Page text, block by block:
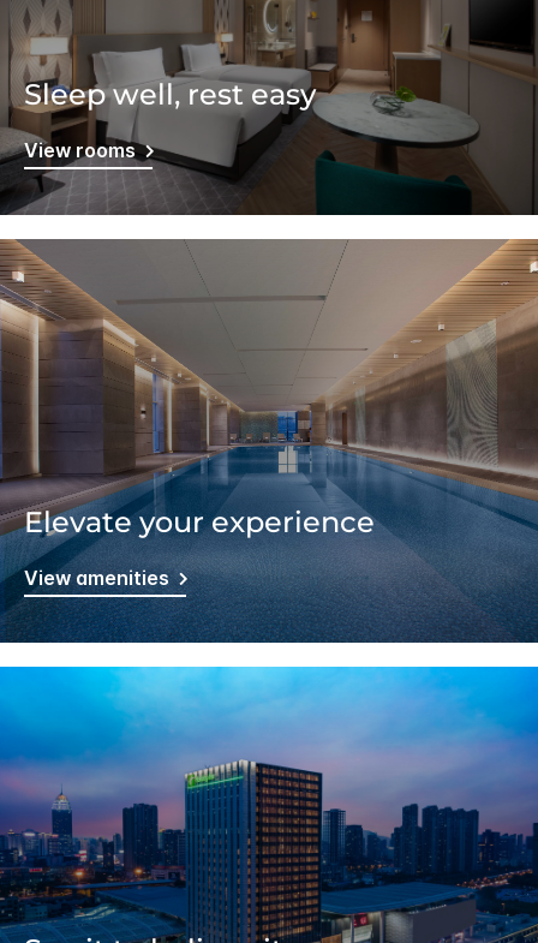
Sleep well, rest easy
View rooms
Elevate your experience
View amenities